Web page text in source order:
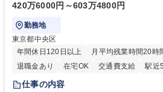
420万6000円～603万4800円
勤務地
東京都中央区
年間休日120日以上
月平均残業時間20時
退職金あり
在宅OK 交通費支給 駅近
仕事の内容